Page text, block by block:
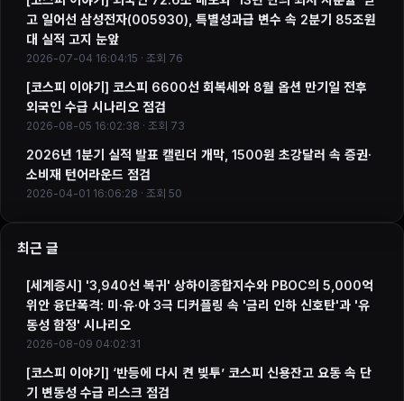
고 일어선 삼성전자(005930), 특별성과급 변수 속 2분기 85조원
대 실적 고지 눈앞
2026-07-04 16:04:15 · 조회 76
[코스피 이야기] 코스피 6600선 회복세와 8월 옵션 만기일 전후
외국인 수급 시나리오 점검
2026-08-05 16:02:38 · 조회 73
2026년 1분기 실적 발표 캘린더 개막, 1500원 초강달러 속 증권·
소비재 턴어라운드 점검
2026-04-01 16:06:28 · 조회 50
최근 글
[세계증시] '3,940선 복귀' 상하이종합지수와 PBOC의 5,000억
위안 융단폭격: 미·유·아 3극 디커플링 속 '금리 인하 신호탄'과 '유
동성 함정' 시나리오
2026-08-09 04:02:31
[코스피 이야기] ‘반등에 다시 켠 빚투’ 코스피 신용잔고 요동 속 단
기 변동성 수급 리스크 점검